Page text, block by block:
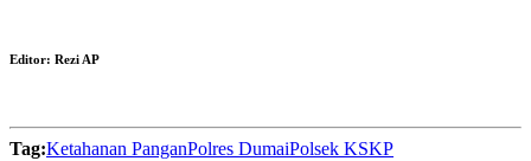
Editor: Rezi AP
Tag:Ketahanan PanganPolres DumaiPolsek KSKP